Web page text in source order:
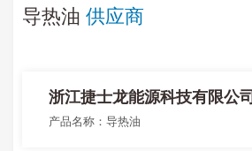
导热油 供应商
浙江捷士龙能源科技有限公司
产品名称：导热油